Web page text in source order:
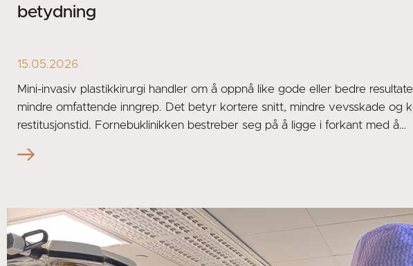
betydning
15.05.2026
Mini-invasiv plastikkirurgi handler om å oppnå like gode eller bedre
mindre omfattende inngrep. Det betyr kortere snitt, mindre vevsskade og
restitusjonstid. Fornebuklinikken bestreber seg på å ligge i forkant med å
behandlinger: